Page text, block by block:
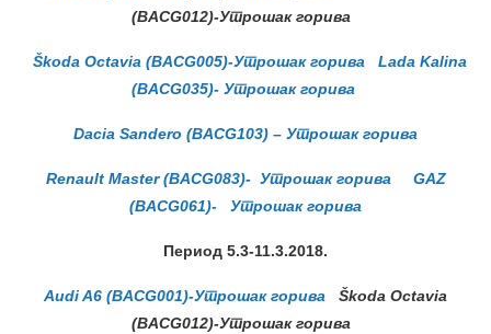
(BACG012)-Утрошак горива
Škoda Octavia (BACG005)-Утрошак горива
Lada Kalina
(BACG035)- Утрошак горива
Dacia Sandero (BACG103) – Утрошак горива
Renault Master (BACG083)- Утрошак горива
GAZ
(BACG061)- Утрошак горива
Период 5.3-11.3.2018.
Audi A6 (BACG001)-Утрошак горива Škoda Octavia
(BACG012)-Утрошак горива